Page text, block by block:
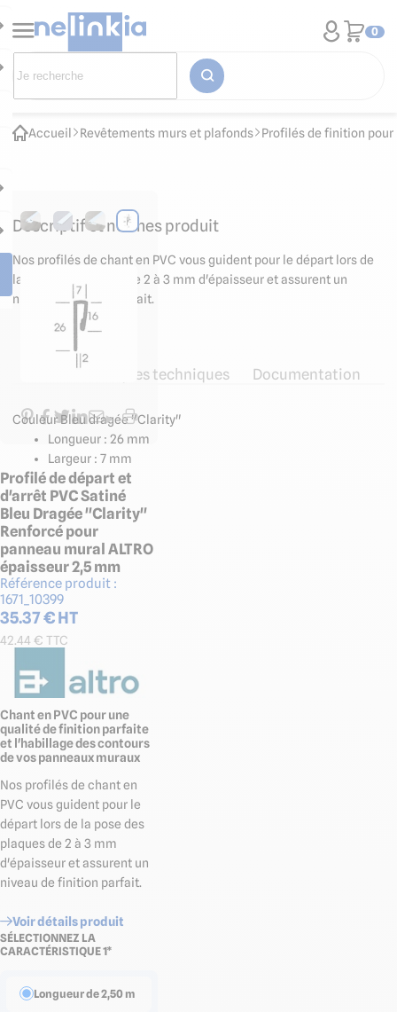
0
Accueil Revêtements murs et plafonds Profilés de finition
Profilé de départ et
d'arrêt PVC Satiné
Bleu Dragée "Clarity"
Renforcé pour
panneau mural ALTRO
épaisseur 2,5 mm
Référence produit :
1671_10399
35.37€ HT
42.44 € TTC
Chant en PVC pour une
qualité de finition parfaite
et l'habillage des contours
de vos panneaux muraux
Nos profilés de chant en
PVC vous guident pour le
départ lors de la pose des
plaques de 2 à 3 mm
d'épaisseur et assurent un
niveau de finition parfait.
Voir détails produit
SÉLECTIONNEZ LA
CARACTÉRISTIQUE 1*
Longueur de 2,50 m
Descriptif et normes produit
Nos profilés de chant en PVC vous guident pour le départ lors de
la pose des plaques de 2 à 3 mm d'épaisseur et assurent un
niveau de finition parfait.
Caractéristiques techniques Documentation
Couleur Bleu dragée "Clarity"
Longueur : 26 mm
Largeur : 7 mm